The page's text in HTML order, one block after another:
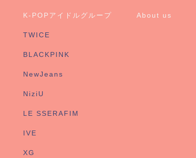
K-POPアイドルグループ
TWICE
BLACKPINK
NewJeans
NiziU
LE SSERAFIM
IVE
XG
About us